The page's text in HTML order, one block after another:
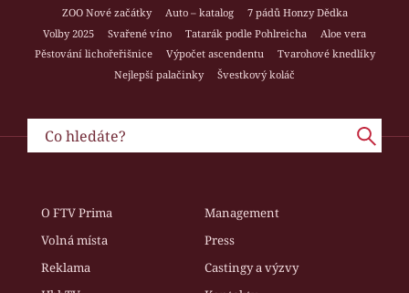
ZOO Nové začátky
Auto – katalog
7 pádů Honzy Dědka
Volby 2025
Svařené víno Tatarák podle Pohlreicha
Aloe vera
Pěstování lichořeřišnice
Výpočet ascendentu
Tvarohové knedlíky
Nejlepší palačinky
Švestkový koláč
O FTV Prima
Management
Volná místa
Press
Reklama
Castingy a výzvy